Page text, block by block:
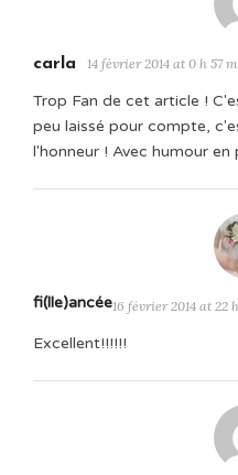
carla 14 février 2014 at 0 h 57
Trop Fan de cet article !
peu laissé pour compte,
l'honneur ! Avec humour en
fi(lle)ancée16 février 2014 at 22
Excellent!!!!!!